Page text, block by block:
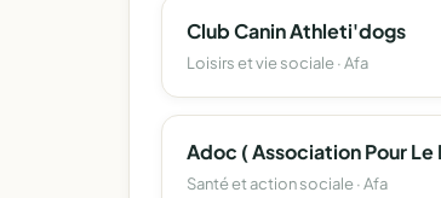
Club Canin Athleti'dogs
Loisirs et vie sociale · Afa
Santé et action sociale · Afa